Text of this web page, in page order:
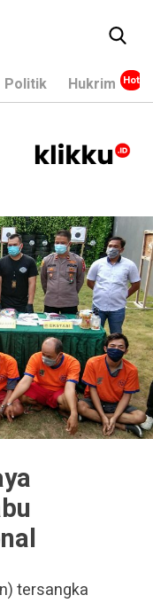
Politik Hukrim
tersangka